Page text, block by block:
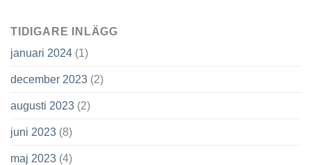
TIDIGARE INLÄGG
januari 2024 (1)
december 2023 (2)
augusti 2023 (2)
juni 2023 (8)
maj 2023 (4)